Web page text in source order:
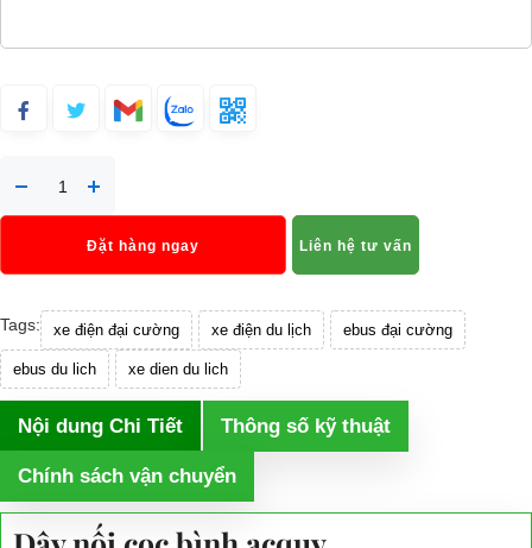
Đặt hàng ngay Liên hệ tư vấn
Tags: xe điện đại cường xe điện du lịch ebus đại cường
ebus du lich xe dien du lich
Nội dung Chi Tiết Thông số kỹ thuật
Chính sách vận chuyển